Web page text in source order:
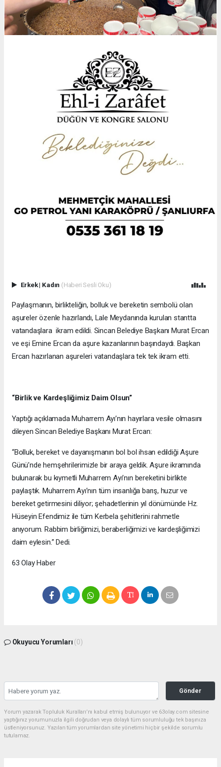
Erkek| Kadın (Haberi Sesli Oku)
Paylaşmanın, birlikteliğin, bolluk ve bereketin sembolü olan
aşureler özenle hazırlandı, Lale Meydanında kurulan stantta
vatandaşlara ikram edildi. Sincan Belediye Başkanı Murat Ercan
ve eşi Emine Ercan da aşure kazanlarının başındaydı. Başkan
Ercan hazırlanan aşureleri vatandaşlara tek tek ikram etti.
“Birlik ve Kardeşliğimiz Daim Olsun”
Yaptığı açıklamada Muharrem Ayı’nın hayırlara vesile olmasını
dileyen Sincan Belediye Başkanı Murat Ercan:
“Bolluk, bereket ve dayanışmanın bol bol ihsan edildiği Aşure
Günü’nde hemşehrilerimizle bir araya geldik. Aşure ikramında
bulunarak bu kıymetli Muharrem Ayı’nın bereketini birlikte
paylaştık. Muharrem Ayı’nın tüm insanlığa barış, huzur ve
bereket getirmesini diliyor; şehadetlerinin yıl dönümünde Hz.
Hüseyin Efendimiz ile tüm Kerbela şehitlerini rahmetle
anıyorum. Rabbim birliğimizi, beraberliğimizi ve kardeşliğimizi
daim eylesin.” Dedi.
63 Olay Haber
Okuyucu Yorumları (0)
Gönder
Yorum yazarak Topluluk Kuralları’nı kabul etmiş bulunuyor ve 63olay.com sitesine
yaptığınız yorumunuzla ilgili doğrudan veya dolaylı tüm sorumluluğu tek başınıza
üstleniyorsunuz. Yazılan tüm yorumlardan site yönetimi hiçbir şekilde sorumlu
tutulamaz.